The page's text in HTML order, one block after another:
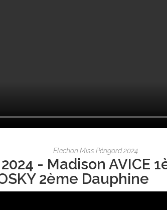
Election Miss Périgord 2024
- Madison AVICE
2ème Dauphine